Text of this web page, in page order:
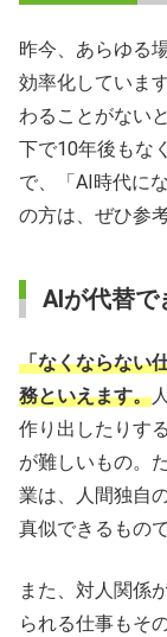
なくならない仕
昨今、あらゆる
効率化していま
わることがない
下で10年後もな
で、「AI時代に
の方は、ぜひ参
AIが代替で
「なくならない
務といえます。
作り出したりす
が難しいもの。
業は、人間独自
真似できるもの
また、対人関係
られる仕事もそ